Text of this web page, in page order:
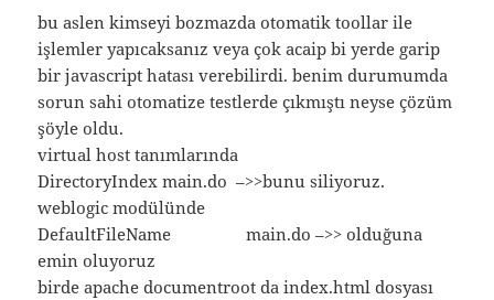
bu aslen kimseyi bozmazda otomatik toollar ile
işlemler yapıcaksanız veya çok acaip bi yerde garip
bir javascript hatası verebilirdi. benim durumumda
sorun sahi otomatize testlerde çıkmıştı neyse çözüm
şöyle oldu.
virtual host tanımlarında
DirectoryIndex main.do –>>bunu siliyoruz.
weblogic modülünde
DefaultFileName main.do –>> olduğuna
emin oluyoruz
birde apache documentroot da index.html dosyası